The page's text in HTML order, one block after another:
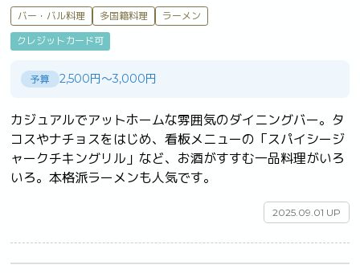
バー・バル料理 多国籍料理 ラーメン
クレジットカード可
予算 2,500円～3,000円
カジュアルでアットホームな雰囲気のダイニングバー。タ
コスやナチョスをはじめ、看板メニューの「スパイシージ
ャークチキングリル」など、お酒がすすむ一品料理がいろ
2025.09.01 UP